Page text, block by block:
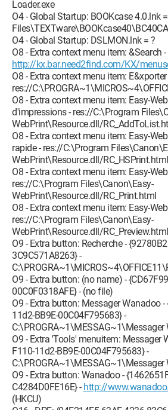
Loader.exe
O4 - Global Startup: BOOKcase 4.0.lnk
O4 - Global Startup: DSLMON.lnk = ?
O8 - Extra context menu item: &Search -
http://kx.bar.need2find.com/KX/
O8 - Extra context menu item:
res://
O8 - Extra context menu item: Easy-
d'impressions - res://C:\Program
WebPrint\Resource.dll/
O8 - Extra context menu item: Easy-
rapide - res://C:\Program
WebPrint\Resource.dll/RC_HSPrint.html
O8 - Extra context menu item: Easy-
res://C:\Program Files\Canon\Easy-
WebPrint\Resource.dll/RC_Print.html
O8 - Extra context menu item: Easy-
res://C:\Program Files\Canon\Easy-
WebPrint\Resource.dll/RC_Preview.html
O9 - Extra button: Recherche -
3C9C571A8263} -
O9 - Extra button: (no name) -
00C0F0318AFE} - (no file)
O9 - Extra button: Messager Wanadoo -
11d2-BB9E-00C04F795683} -
C:\PROGRA~1\MESSAG~1\Messager
O9 - Extra 'Tools' menuitem: Messager
F110-11d2-BB9E-00C04F795683} -
C:\PROGRA~1\MESSAG~1\Messager
O9 - Extra button: Wanadoo -
C4284D0FE16E} - http://
(HKCU)